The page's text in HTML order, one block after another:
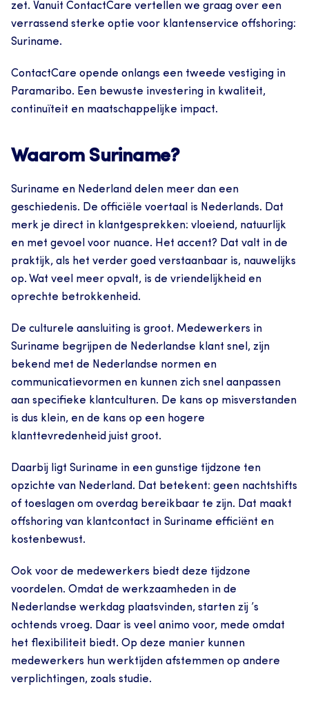
zet. Vanuit ContactCare vertellen we graag over een
verrassend sterke optie voor klantenservice offshoring:
Suriname.
ContactCare opende onlangs een tweede vestiging in
Paramaribo. Een bewuste investering in kwaliteit,
continuïteit en maatschappelijke impact.
Waarom Suriname?
Suriname en Nederland delen meer dan een
geschiedenis. De officiële voertaal is Nederlands. Dat
merk je direct in klantgesprekken: vloeiend, natuurlijk
en met gevoel voor nuance. Het accent? Dat valt in de
praktijk, als het verder goed verstaanbaar is, nauwelijks
op. Wat veel meer opvalt, is de vriendelijkheid en
oprechte betrokkenheid.
De culturele aansluiting is groot. Medewerkers in
Suriname begrijpen de Nederlandse klant snel, zijn
bekend met de Nederlandse normen en
communicatievormen en kunnen zich snel aanpassen
aan specifieke klantculturen. De kans op misverstanden
is dus klein, en de kans op een hogere
klanttevredenheid juist groot.
Daarbij ligt Suriname in een gunstige tijdzone ten
opzichte van Nederland. Dat betekent: geen nachtshifts
of toeslagen om overdag bereikbaar te zijn. Dat maakt
offshoring van klantcontact in Suriname efficiënt en
kostenbewust.
Ook voor de medewerkers biedt deze tijdzone
voordelen. Omdat de werkzaamheden in de
Nederlandse werkdag plaatsvinden, starten zij ’s
ochtends vroeg. Daar is veel animo voor, mede omdat
het flexibiliteit biedt. Op deze manier kunnen
medewerkers hun werktijden afstemmen op andere
verplichtingen, zoals studie.